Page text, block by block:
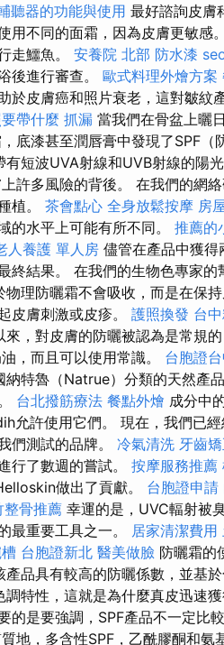
聽器的功能與使用 最好諮詢皮膚
用不同的面霜，因為皮膚更敏感
走鱷魚。 安養院 北部 防水漆
後進行審查。 歐式料理外燴方案
於皮膚癌和照片衰老，這對皺紋
帶什麼 抓漏 當我們在骨盆上曬
底漆甚至潤唇膏中發現了SPF（
有短波UVA射線和UVB射線的陽
許多風險的背後。 在我們的網
植。 茶會點心 全身放鬆按摩 房
的水平上可能有所不同。 推薦的
人養護 單人房 儘管在產品中獲
終結果。 在我們的生物色專家的
物理防曬霜不會吸收，而是在保
皮膚刺激或皮疹。 護照換發 台
來，對皮膚的防曬被認為是常規
，而且可以使用常識。 台胞證台
納特魯（Natrue）分類的天然產品
台北撥筋療法 餐點外燴 成分中
允許使用它們。 現在，我們已
們測試的品牌。 冷氣清洗 牙齒
行了數週的嘗試。 按摩服務推薦
做出了貢獻。 台胞證申請
整骨推薦 幸運的是，UVC輻射被
最重要工具之一。
居家清潔費用
台胞證新北 醫美做臉 防曬霜的
產品具有較高的防曬係數，並基
調特性，這就是為什麼真皮迅速
的是要強調，SPF產品不一定比
地，多含性SPF，乙酰膠酮和氨